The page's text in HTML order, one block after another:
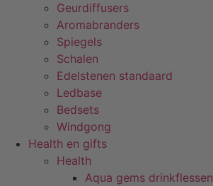
Geurdiffusers
Aromabranders
Spiegels
Schalen
Edelstenen standaard
Ledbase
Bedsets
Windgong
Health en gifts
Health
Aqua gems drinkflessen